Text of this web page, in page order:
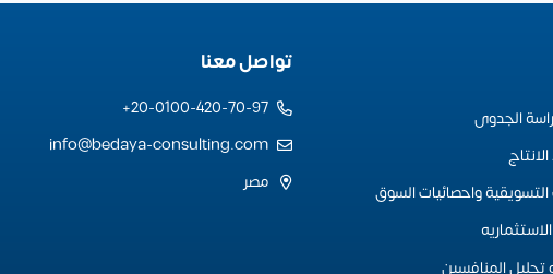
الجدوى
واحصائيات السوق
تحليل المنافسين
تواصل معنا
20-0100-420-70-97+
info@bedaya-consulting.com
مصر